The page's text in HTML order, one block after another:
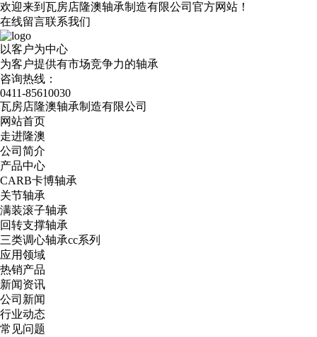
欢迎来到瓦房店隆澳轴承制造有限公司官方网站！
在线留言联系我们
以客户为中心
为客户提供有市场竞争力的轴承
咨询热线：
0411-85610030
瓦房店隆澳轴承制造有限公司
网站首页
走进隆澳
公司简介
产品中心
CARB卡博轴承
关节轴承
满装滚子轴承
回转支撑轴承
三类调心轴承cc系列
应用领域
热销产品
新闻资讯
公司新闻
行业动态
常见问题